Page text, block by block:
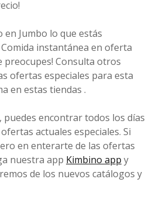
Jumbo lo que estás
instantánea en oferta
preocupes! Consulta otros
ofertas especiales para esta
en estas tiendas .
, puedes encontrar todos los días
actuales especiales. Si
en enterarte de las ofertas
nuestra app Kimbino app y
de los nuevos catálogos y